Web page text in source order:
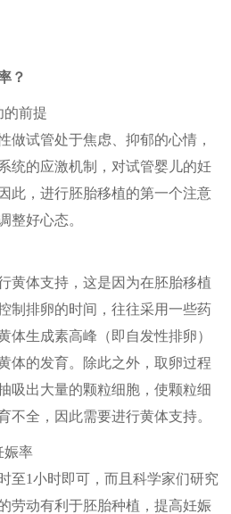
？
的前提
做试管处于焦虑、抑郁的心情，
统的应激机制，对试管婴儿的妊
此，进行胚胎移植的第一个注意
整好心态。
黄体支持，这是因为在胚胎移植
制排卵的时间，往往采用一些药
体生成素高峰（即自发性排卵）
体的发育。除此之外，取卵过程
吸出大量的颗粒细胞，使颗粒细
不全，因此需要进行黄体支持。
娠率
至1小时即可，而且科学家们研究
劳动有利于胚胎种植，提高妊娠